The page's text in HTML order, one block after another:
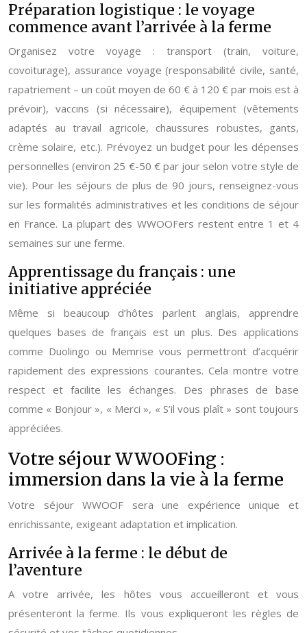
Préparation logistique : le voyage
commence avant l’arrivée à la ferme
Organisez votre voyage : transport (train, voiture,
covoiturage), assurance voyage (responsabilité civile, santé,
rapatriement – un coût moyen de 60 € à 120 € par mois est à
prévoir), vaccins (si nécessaire), équipement (vêtements
adaptés au travail agricole, chaussures robustes, gants,
crème solaire, etc.). Prévoyez un budget pour les dépenses
personnelles (environ 25 €-50 € par jour selon votre style de
vie). Pour les séjours de plus de 90 jours, renseignez-vous
sur les formalités administratives et les conditions de séjour
en France. La plupart des WWOOFers restent entre 1 et 4
semaines sur une ferme.
Apprentissage du français : une
initiative appréciée
Même si beaucoup d’hôtes parlent anglais, apprendre
quelques bases de français est un plus. Des applications
comme Duolingo ou Memrise vous permettront d’acquérir
rapidement des expressions courantes. Cela montre votre
respect et facilite les échanges. Des phrases de base
comme « Bonjour », « Merci », « S’il vous plaît » sont toujours
appréciées.
Votre séjour WWOOFing :
immersion dans la vie à la ferme
Votre séjour WWOOF sera une expérience unique et
enrichissante, exigeant adaptation et implication.
Arrivée à la ferme : le début de
l’aventure
A votre arrivée, les hôtes vous accueilleront et vous
présenteront la ferme. Ils vous expliqueront les règles de